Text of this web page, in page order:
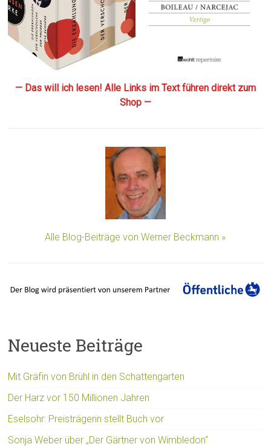
— Das will ich lesen! Alle Links im Text führen direkt zum
Shop —
Alle Blog-Beiträge von Werner Beckmann »
Neueste Beiträge
Mit Gräfin von Brühl in den Schattengarten
Der Harz vor 150 Millionen Jahren
Eselsohr: Preisträgerin stellt Buch vor
Sonja Weber über „Der Gärtner von Wimbledon“